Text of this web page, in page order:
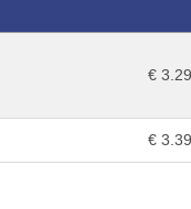
€
€